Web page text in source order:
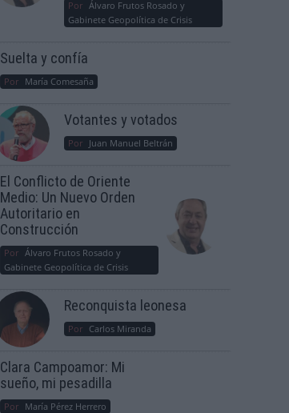
Por Álvaro Frutos Rosado y
Gabinete Geopolítica de Crisis
Suelta y confía
Por María Comesaña
Votantes y votados
Por Juan Manuel Beltrán
El Conflicto de Oriente
Medio: Un Nuevo Orden
Autoritario en
Construcción
Por Álvaro Frutos Rosado y
Gabinete Geopolítica de Crisis
Reconquista leonesa
Por Carlos Miranda
Clara Campoamor: Mi
sueño, mi pesadilla
Por María Pérez Herrero